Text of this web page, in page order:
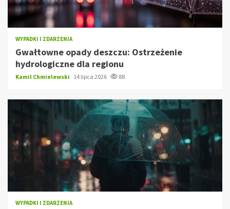
WYPADKI I ZDARZENIA
Gwałtowne opady deszczu: Ostrzeżenie
hydrologiczne dla regionu
Kamil Chmielewski 14 lipca 2026 88
WYPADKI I ZDARZENIA